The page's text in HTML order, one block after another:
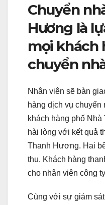
Chuyển
Hương là
mọi khách
chuyển
Nhân viên sẽ bàn
hàng dịch vụ chuyển
khách hàng phố
hài lòng với kết quả
Thanh Hương. Hai
thu. Khách hàng
cho nhân viên công
Cùng với sự giám